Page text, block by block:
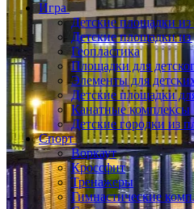
Игра
Детские площадки
Детские площадки из
Геопластика
Площадки для
Элементы для
Детские площадки
Канатные комплексы
Детские городки из
Спорт
Воркаут
Кроссфит
Тренажеры
Гимнастические